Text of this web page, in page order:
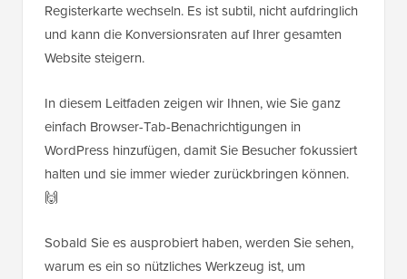
Registerkarte wechseln. Es ist subtil, nicht aufdringlich
und kann die Konversionsraten auf Ihrer gesamten
Website steigern.
In diesem Leitfaden zeigen wir Ihnen, wie Sie ganz
einfach Browser-Tab-Benachrichtigungen in
WordPress hinzufügen, damit Sie Besucher fokussiert
halten und sie immer wieder zurückbringen können.
🙌
Sobald Sie es ausprobiert haben, werden Sie sehen,
warum es ein so nützliches Werkzeug ist, um